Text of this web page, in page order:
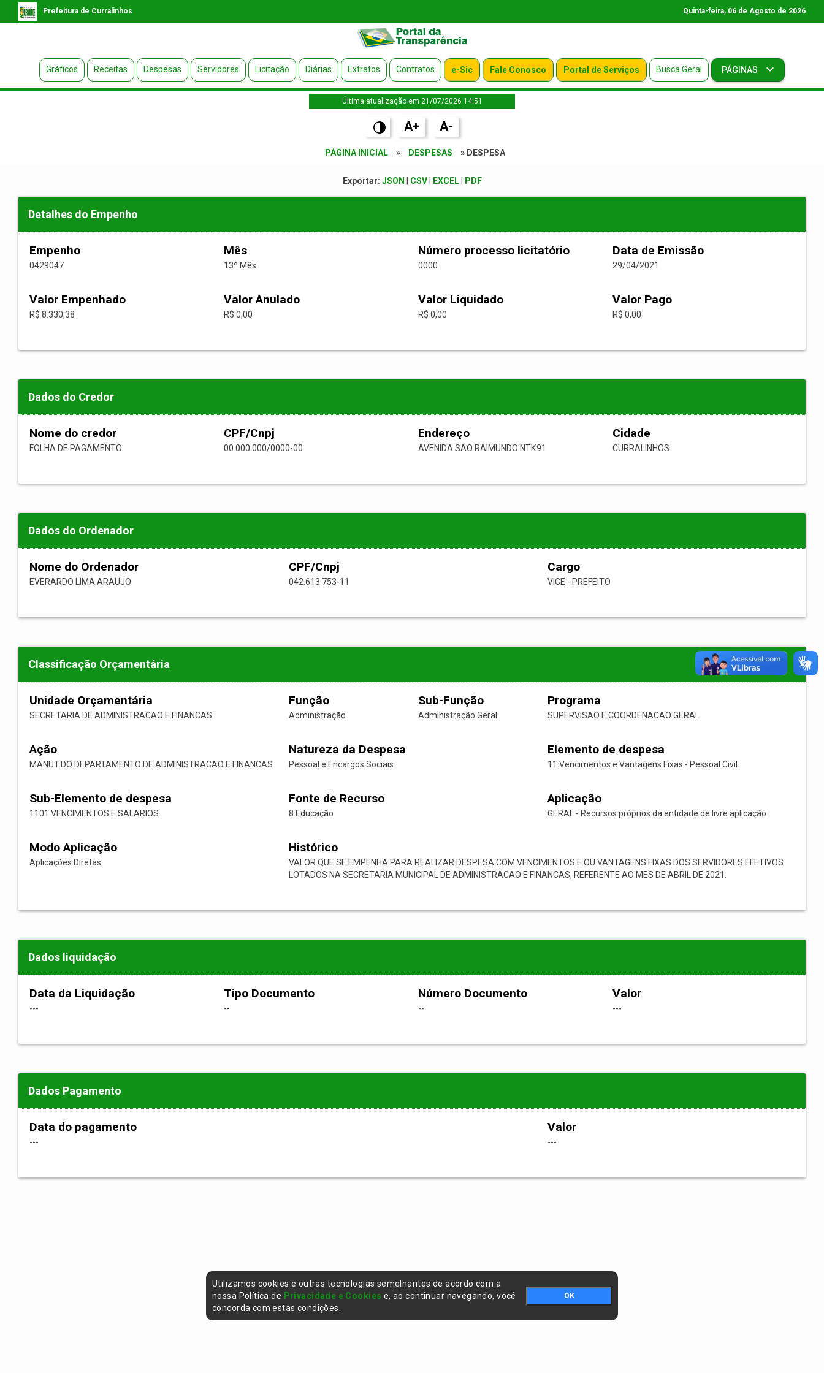
Prefeitura de Curralinhos Quinta-feira, 06 de Agosto de 2026
Gráficos Receitas Despesas Servidores Licitação Diárias Extratos Contratos e-Sic Fale Conosco Portal de Serviços Busca Geral PÁGINAS
Última atualização em 21/07/2026 14:51
A+ A-
PÁGINA INICIAL » DESPESAS » DESPESA
Exportar: JSON CSV| EXCEL| PDF
Detalhes do Empenho
Empenho
0429047
Mês
13º Mês
Número processo licitatório
0000
Data de Emissão
29/04/2021
Valor Empenhado
R$ 8.330,38
Valor Anulado
R$ 0,00
Valor Liquidado
R$ 0,00
Valor Pago
R$ 0,00
Dados do Credor
Nome do credor
FOLHA DE PAGAMENTO
CPF/Cnpj
00.000.000/0000-00
Endereço
AVENIDA SAO RAIMUNDO NТК91
Cidade
CURRALINHOS
Dados do Ordenador
Nome do Ordenador
EVERARDO LIMA ARAUJO
CPF/Cnpj
042.613.753-11
Cargo
VICE - PREFEITO
Classificação Orçamentária
Unidade Orçamentária
SECRETARIA DE ADMINISTRACAO E FINANCAS
Função
Administração
Sub-Função
Administração Geral
Programa
SUPERVISAO E COORDENACAO GERAL
Ação
MANUT.DO DEPARTAMENTO DE ADMINISTRACAO E FINANCAS
Natureza da Despesa
Pessoal e Encargos Sociais
Elemento de despesa
11:Vencimentos e Vantagens Fixas - Pessoal Civil
Sub-Elemento de despesa
1101:VENCIMENTOS E SALARIOS
Fonte de Recurso
8:Educação
Aplicação
GERAL - Recursos próprios da entidade de livre aplicação
Modo Aplicação
Aplicações Diretas
Histórico
VALOR QUE SE EMPENHA PARA REALIZAR DESPESA COM VENCIMENTOS E OU VANTAGENS FIXAS DOS SERVIDORES EFETIVOS
LOTADOS NA SECRETARIA MUNICIPAL DE ADMINISTRACAO E FINANCAS, REFERENTE AO MES DE ABRIL DE 2021.
Dados liquidação
Data da Liquidação
---
Tipo Documento
--
Número Documento
--
Valor
---
Dados Pagamento
Data do pagamento
---
Valor
---
Utilizamos cookies e outras tecnologias semelhantes de acordo com a
nossa Política de Privacidade e Cookies e, ao continuar navegando, você
concorda com estas condições.
OK